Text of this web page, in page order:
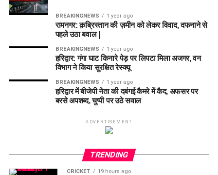
Mitchell Marsh (C)
Mitchell Owen
Nathan Ellis
Ben Dwarshuis
Grand League Dream11 Team
BREAKINGNEWS 1 year ago
रामनगर: क़ब्रिस्तान की ज़मीन को लेकर विवाद, दफनाने से
पहले उठा बवाल |
BREAKINGNEWS 1 year ago
हरिद्वार: गंगा घाट किनारे पेड़ पर लिपटा मिला अजगर, वन
विभाग ने किया सुरक्षित रेस्क्यू
BREAKINGNEWS 1 year ago
हरिद्वार में बीजेपी नेता की दबंगई कैमरे में कैद, अफसर पर
बरसे अपशब्द, चुप्पी पर उठे सवाल
ADVERTISEMENT
TRENDING
CRICKET 19 hours ago